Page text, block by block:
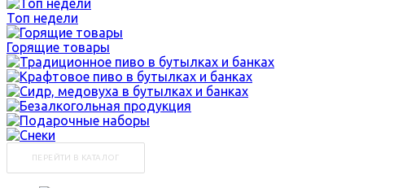
Топ недели
Горящие товары
ПЕРЕЙТИ В КАТАЛОГ